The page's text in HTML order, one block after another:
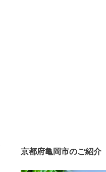
京都府亀岡市のご紹介